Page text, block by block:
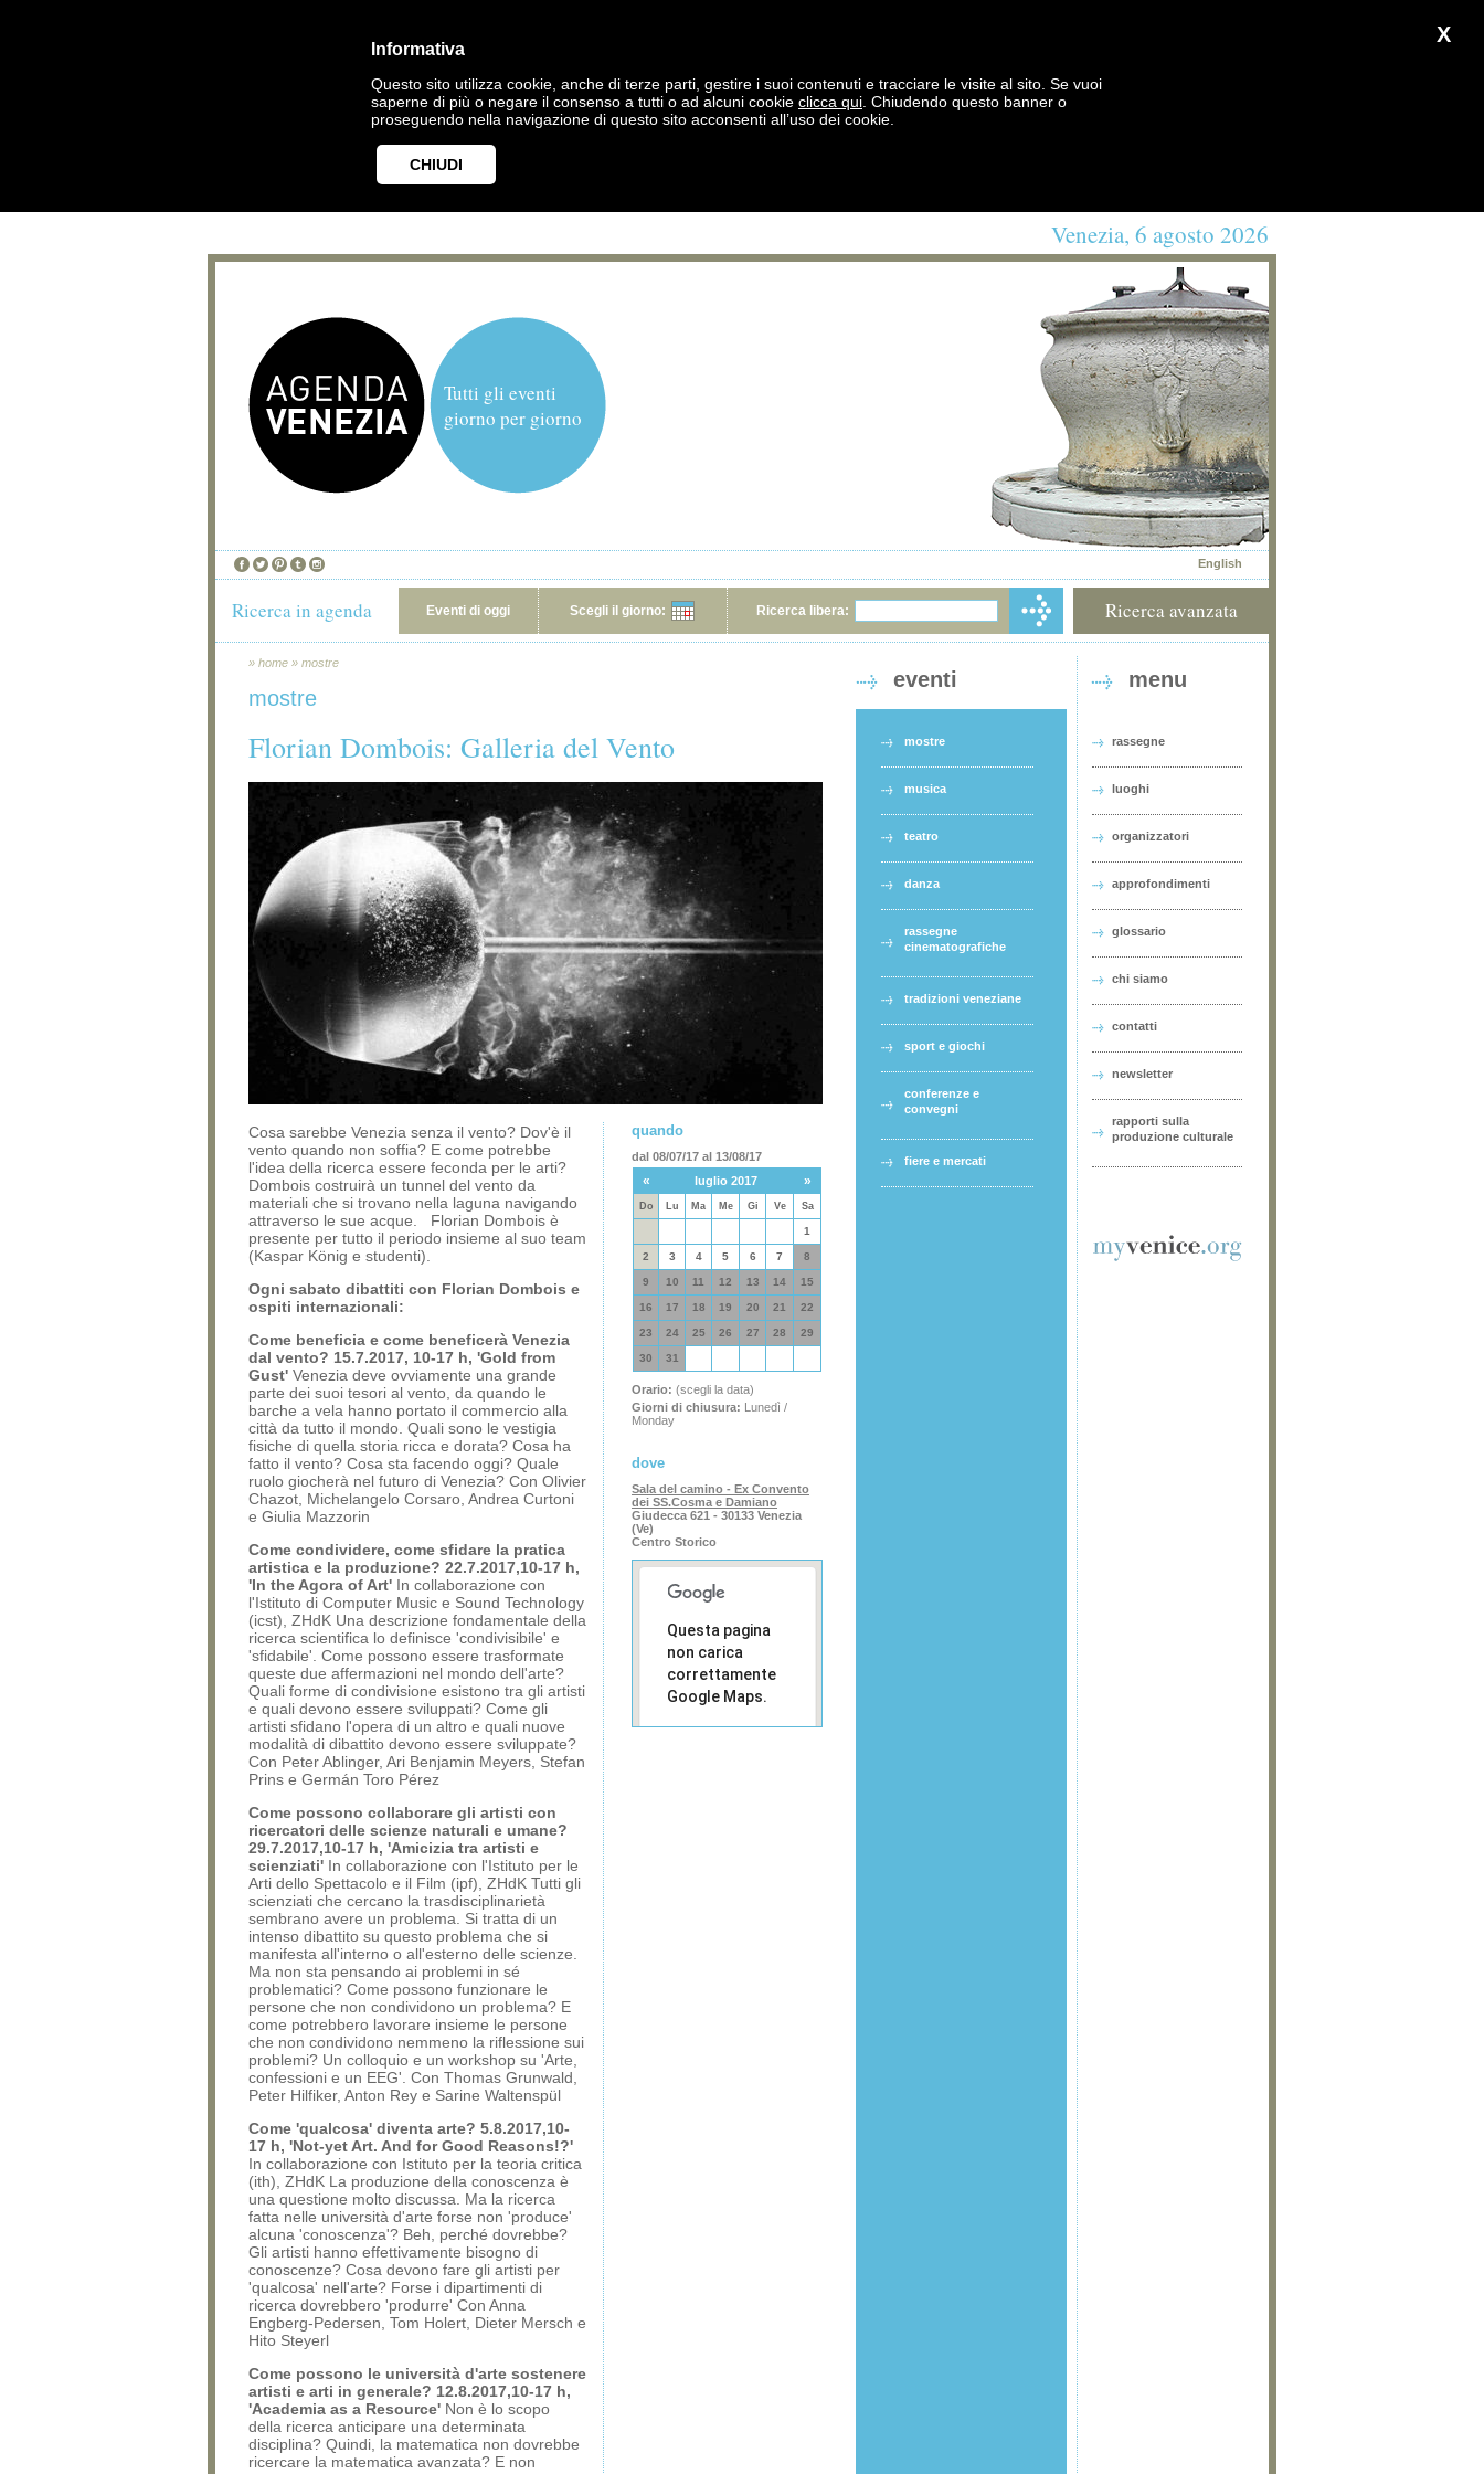
X
Informativa
Questo sito utilizza cookie, anche di terze parti, gestire i suoi contenuti e tracciare le visite al sito. Se vuoi
saperne di più o negare il consenso a tutti o ad alcuni cookie clicca qui . Chiudendo questo banner o
proseguendo nella navigazione di questo sito acconsenti all’uso dei cookie.
CHIUDI
Venezia, 6 agosto 2026
Tutti gli eventi
giorno per giorno
English
Ricerca in agenda Eventi di oggi Scegli il giorno: Ricerca libera: Ricerca avanzata
» home » mostre
mostre
Florian Dombois: Galleria del Vento
Cosa sarebbe Venezia senza il vento? Dov'è il
vento quando non soffia? E come potrebbe
l'idea della ricerca essere feconda per le arti?
Dombois costruirà un tunnel del vento da
materiali che si trovano nella laguna navigando
attraverso le sue acque. Florian Dombois è
presente per tutto il periodo insieme al suo team
(Kaspar König e studenti).
Ogni sabato dibattiti con Florian Dombois e
ospiti internazionali:
Come beneficia e come beneficerà Venezia
dal vento? 15.7.2017, 10-17 h, 'Gold from
Gust' Venezia deve ovviamente una grande
parte dei suoi tesori al vento, da quando le
barche a vela hanno portato il commercio alla
città da tutto il mondo. Quali sono le vestigia
fisiche di quella storia ricca e dorata? Cosa ha
fatto il vento? Cosa sta facendo oggi? Quale
ruolo giocherà nel futuro di Venezia? Con Olivier
Chazot, Michelangelo Corsaro, Andrea Curtoni
e Giulia Mazzorin
Come condividere, come sfidare la pratica
artistica e la produzione? 22.7.2017,10-17 h,
'In the Agora of Art' In collaborazione con
l'Istituto di Computer Music e Sound Technology
(icst), ZHdK Una descrizione fondamentale della
ricerca scientifica lo definisce 'condivisibile' e
'sfidabile'. Come possono essere trasformate
queste due affermazioni nel mondo dell'arte?
Quali forme di condivisione esistono tra gli artisti
e quali devono essere sviluppati? Come gli
artisti sfidano l'opera di un altro e quali nuove
modalità di dibattito devono essere sviluppate?
Con Peter Ablinger, Ari Benjamin Meyers, Stefan
Prins e Germán Toro Pérez
Come possono collaborare gli artisti con
ricercatori delle scienze naturali e umane?
29.7.2017,10-17 h, 'Amicizia tra artisti e
scienziati' In collaborazione con l'Istituto per le
Arti dello Spettacolo e il Film (ipf), ZHdK Tutti gli
scienziati che cercano la trasdisciplinarietà
sembrano avere un problema. Si tratta di un
intenso dibattito su questo problema che si
manifesta all'interno o all'esterno delle scienze.
Ma non sta pensando ai problemi in sé
problematici? Come possono funzionare le
persone che non condividono un problema? E
come potrebbero lavorare insieme le persone
che non condividono nemmeno la riflessione sui
problemi? Un colloquio e un workshop su 'Arte,
confessioni e un EEG'. Con Thomas Grunwald,
Peter Hilfiker, Anton Rey e Sarine Waltenspül
Come 'qualcosa' diventa arte? 5.8.2017,10-
17 h, 'Not-yet Art. And for Good Reasons!?'
In collaborazione con Istituto per la teoria critica
(ith), ZHdK La produzione della conoscenza è
una questione molto discussa. Ma la ricerca
fatta nelle università d'arte forse non 'produce'
alcuna 'conoscenza'? Beh, perché dovrebbe?
Gli artisti hanno effettivamente bisogno di
conoscenze? Cosa devono fare gli artisti per
'qualcosa' nell'arte? Forse i dipartimenti di
ricerca dovrebbero 'produrre' Con Anna
Engberg-Pedersen, Tom Holert, Dieter Mersch e
Hito Steyerl
Come possono le università d'arte sostenere
artisti e arti in generale? 12.8.2017,10-17 h,
'Academia as a Resource' Non è lo scopo
della ricerca anticipare una determinata
disciplina? Quindi, la matematica non dovrebbe
ricercare la matematica avanzata? E non
quando
dal 08/07/17 al 13/08/17
« luglio 2017 »
Do Lu Ma Me Gi Ve Sa
1
2 3 4 5 6 7 8
9 10 11 12 13 14 15
16 17 18 19 20 21 22
23 24 25 26 27 28 29
30 31
Orario: (scegli la data)
Giorni di chiusura: Lunedì /
Monday
dove
Sala del camino - Ex Convento
dei SS.Cosma e Damiano
Giudecca 621 - 30133 Venezia
(Ve)
Centro Storico
Questa pagina
non carica
correttamente
Google Maps.
eventi
mostre
musica
teatro
danza
rassegne
cinematografiche
tradizioni veneziane
sport e giochi
conferenze e
convegni
fiere e mercati
menu
rassegne
luoghi
organizzatori
approfondimenti
glossario
chi siamo
contatti
newsletter
rapporti sulla
produzione culturale